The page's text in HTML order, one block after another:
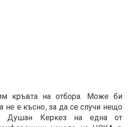
кръвта на отбора. Може би
не е късно, за да се случи нещо
Душан Керкез на една от